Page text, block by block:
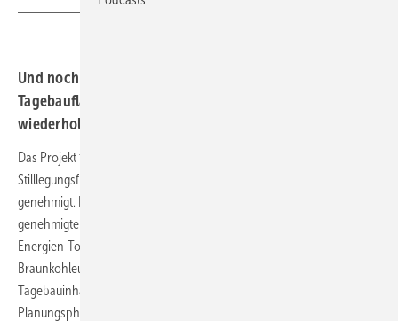
Und noch ein Rekultivierungswindpark auf Ex-
Tagebaufläche. Der Kohlekraftausstieg erlaubt zum
wiederholten Male einen Riesenwindpark.
Das Projekt für 15 moderne Sechs-Megawatt-Windturbinen auf den
Stilllegungsflächen des Tagebaues Vereinigtes Schleenhain ist
genehmigt. Die zuständige untere Immissionsschutzbehörde
genehmigte nun den Windpark Breunsdorf, den die Erneuerbare-
Energien-Tochter EP New Energies (EPNE) des
Braunkohleunternehmens EPH im Auftrag der zu EPH gehörenden
Tagebauinhaberin Mibrag entwickelt. Nach einer vierjährigen
Planungsphase sollen nun in den kommenden Monaten die